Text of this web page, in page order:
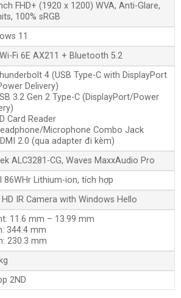
FHD+ (1920 x 1200) WVA, Anti-Glare,
100% sRGB
11
Fi 6E AX211 + Bluetooth 5.2
4 (USB Type-C with DisplayPort
Delivery)
3.2 Gen 2 Type-C (DisplayPort/Power
Card Reader
Microphone Combo Jack
2.0 (qua adapter đi kèm)
ALC3281-CG, Waves MaxxAudio Pro
86WHr Lithium-ion, tích hợp
HD IR Camera with Windows Hello
11.6 mm – 13.99 mm
344.4 mm
230.3 mm
2ND